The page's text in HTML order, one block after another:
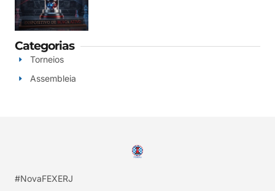
Categorias
Torneios
Assembleia
#NovaFEXERJ